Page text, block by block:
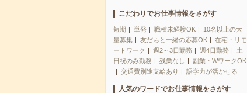
こだわりでお仕事情報をさがす
短期 単発 職種未経験OK
10名以上の大
量募集
友だちと一緒の応募OK
在宅・リモ
ートワーク
週2～3日勤務 週4日勤務
土
日祝のみ勤務
残業なし
副業・WワークOK
交通費別途支給あり
語学力が活かせる
人気のワードでお仕事情報をさがす